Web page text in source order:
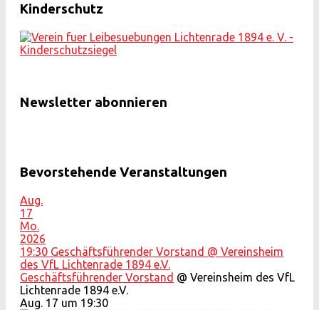
Kinderschutz
Newsletter abonnieren
Bevorstehende Veranstaltungen
Aug.
17
Mo.
2026
19:30 Geschäftsführender Vorstand @ Vereinsheim
des VfL Lichtenrade 1894 e.V.
Geschäftsführender Vorstand @ Vereinsheim des VfL
Lichtenrade 1894 e.V.
Aug. 17 um 19:30